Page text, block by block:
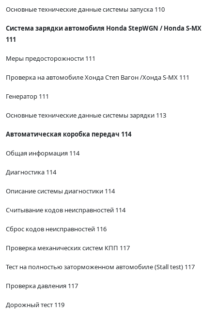
Основные технические данные системы запуска 110
Система зарядки автомобиля Honda StepWGN / Honda S-MX
111
Меры предосторожности 111
Проверка на автомобиле Хонда Степ Вагон /Хонда S-MX 111
Генератор 111
Основные технические данные системы зарядки 113
Автоматическая коробка передач 114
Общая информация 114
Диагностика 114
Описание системы диагностики 114
Считывание кодов неисправностей 114
Сброс кодов неисправностей 116
Проверка механических систем КПП 117
Тест на полностью заторможенном автомобиле (Stall test) 117
Проверка давления 117
Дорожный тест 119